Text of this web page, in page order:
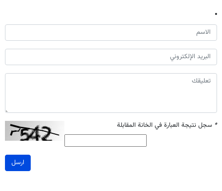
* سجل نتيجة العبارة في الخانة المقابلة
ارسل